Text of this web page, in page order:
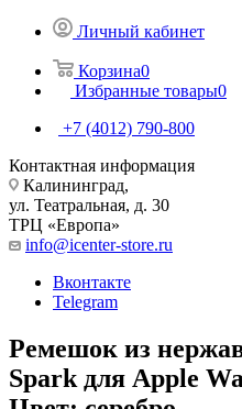
Личный кабинет
Корзина0
Избранные товары0
+7 (4012) 790-800
Контактная информация
Калининград,
ул. Театральная, д. 30
ТРЦ «Европа»
info@icenter-store.ru
Вконтакте
Telegram
Ремешок из
Spark для Apple